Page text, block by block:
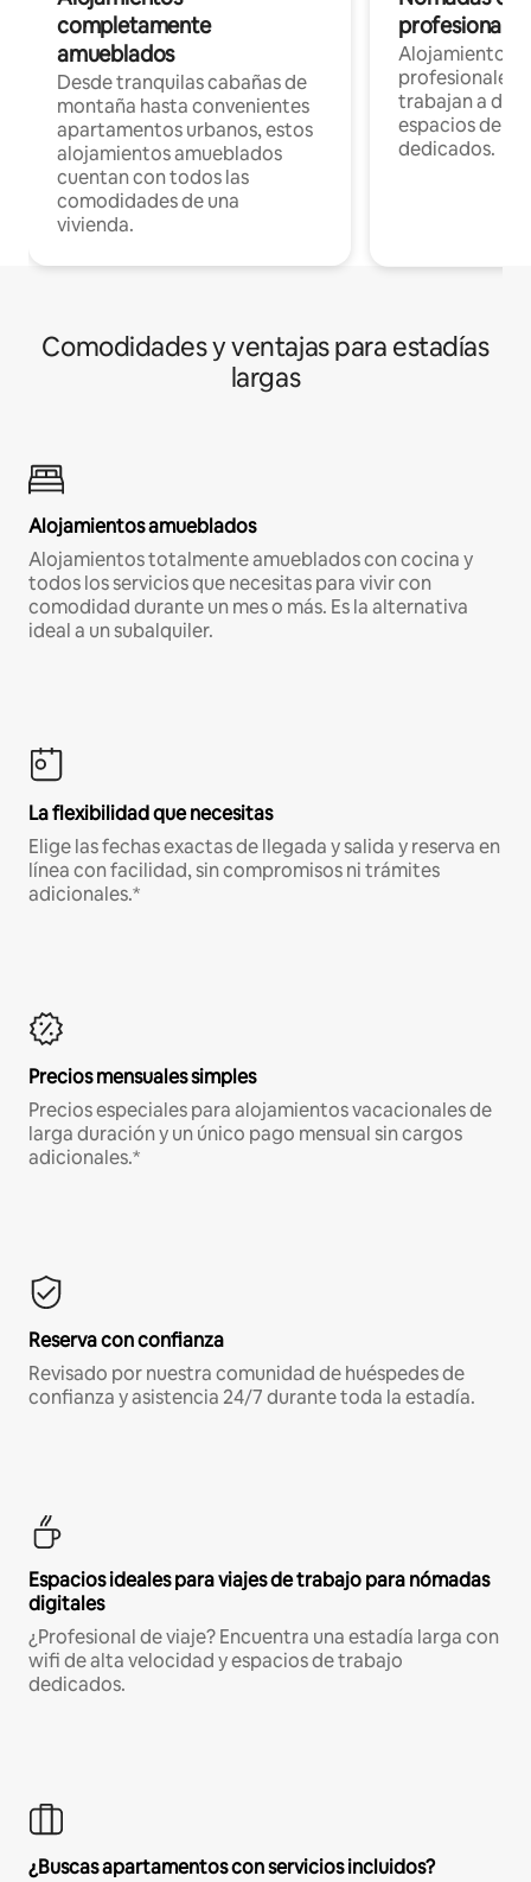
completamente
amueblados
Desde tranquilas cabañas de
montaña hasta convenientes
apartamentos urbanos, estos
alojamientos amueblados
cuentan con todos las
comodidades de una
vivienda.
Alojamientos
profesionales
trabajan a
espacios de
dedicados.
Comodidades y ventajas para estadías
largas
Alojamientos amueblados
Alojamientos totalmente amueblados con cocina y
todos los servicios que necesitas para vivir con
comodidad durante un mes o más. Es la alternativa
ideal a un subalquiler.
La flexibilidad que necesitas
Elige las fechas exactas de llegada y salida y reserva en
línea con facilidad, sin compromisos ni trámites
adicionales.*
Precios mensuales simples
Precios especiales para alojamientos vacacionales de
larga duración y un único pago mensual sin cargos
adicionales.*
Reserva con confianza
Revisado por nuestra comunidad de huéspedes de
confianza y asistencia 24/7 durante toda la estadía.
Espacios ideales para viajes de trabajo para nómadas
digitales
¿Profesional de viaje? Encuentra una estadía larga con
wifi de alta velocidad y espacios de trabajo
dedicados.
¿Buscas apartamentos con servicios incluidos?